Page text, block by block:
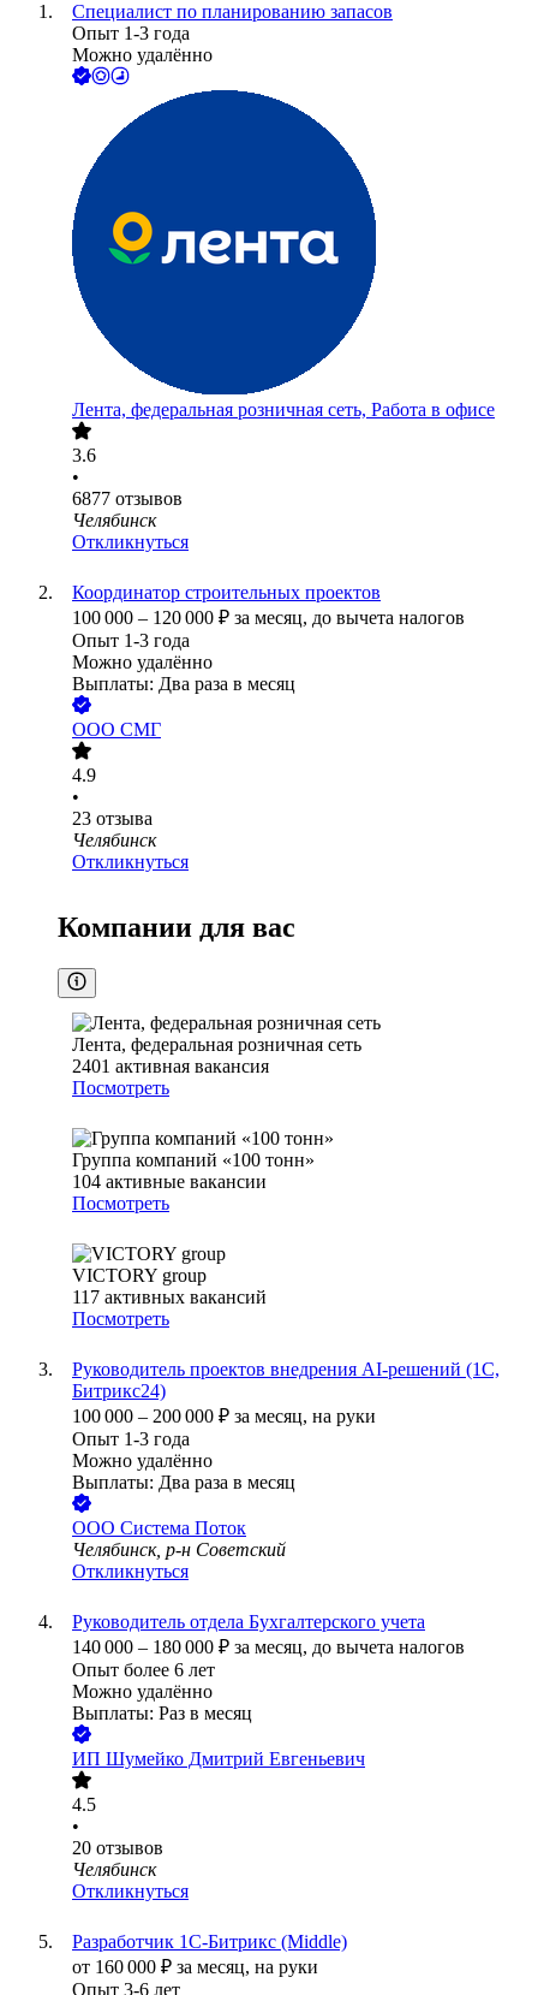
Специалист по планированию запасов
Опыт 1-3 года
Можно удалённо
Лента, федеральная розничная сеть, Работа в офисе
3.6
•
6877 отзывов
Челябинск
Откликнуться
Координатор строительных проектов
100 000 – 120 000 ₽ за месяц, до вычета налогов
Опыт 1-3 года
Можно удалённо
Выплаты: Два раза в месяц
ООО СМГ
4.9
•
23 отзыва
Челябинск
Откликнуться
Компании для вас
Лента, федеральная розничная сеть
2401 активная вакансия
Посмотреть
Группа компаний «100 тонн»
104 активные вакансии
Посмотреть
VICTORY group
117 активных вакансий
Посмотреть
Руководитель проектов внедрения AI-решений (1С,
Битрикс24)
100 000 – 200 000 ₽ за месяц, на руки
Опыт 1-3 года
Можно удалённо
Выплаты: Два раза в месяц
ООО Система Поток
Челябинск, р-н Советский
Откликнуться
Руководитель отдела Бухгалтерского учета
140 000 – 180 000 ₽ за месяц, до вычета налогов
Опыт более 6 лет
Можно удалённо
Выплаты: Раз в месяц
ИП Шумейко Дмитрий Евгеньевич
4.5
•
20 отзывов
Челябинск
Откликнуться
Разработчик 1С-Битрикс (Middle)
от 160 000 ₽ за месяц, на руки
Опыт 3-6 лет